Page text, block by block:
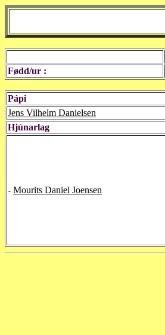
Fødd/ur :
Pápi
Jens Vilhelm Danielsen
Hjúnarlag
- Mourits Daniel Joensen